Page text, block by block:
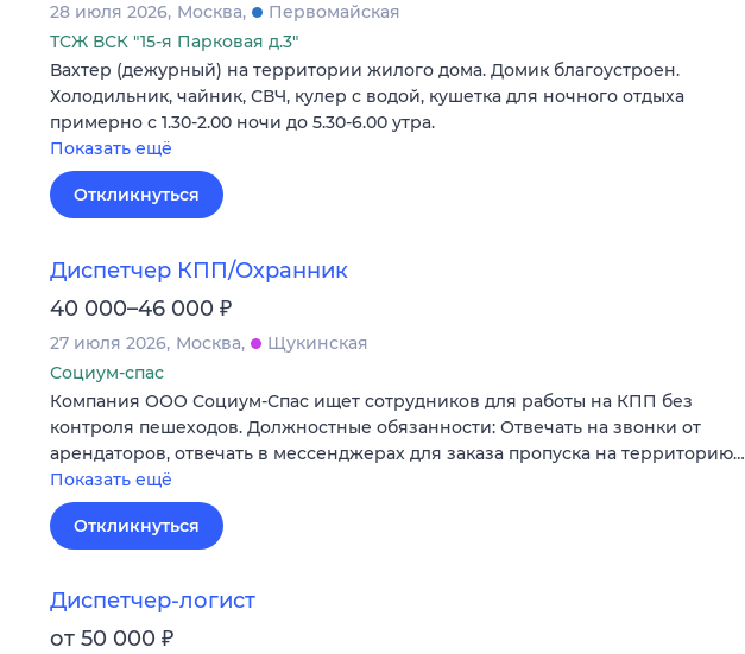
28 июля 2026 Москва
Первомайская
ТСЖ ВСК "15-я Парковая д.3"
Вахтер (дежурный) на территории жилого дома. Домик благоустроен.
Холодильник, чайник, СВЧ, кулер с водой, кушетка для ночного отдыха
примерно с 1.30-2.00 ночи до 5.30-6.00 утра.
Показать ещё
Откликнуться
Диспетчер КПП/Охранник
40 000–46 000 ₽
27 июля 2026 Москва
Щукинская
Социум-спас
Компания ООО Социум-Спас ищет сотрудников для работы на КПП без
контроля пешеходов. Должностные обязанности: Отвечать на звонки от
арендаторов, отвечать в мессенджерах для заказа пропуска на территорию…
Показать ещё
Откликнуться
Диспетчер-логист
от 50 000 ₽